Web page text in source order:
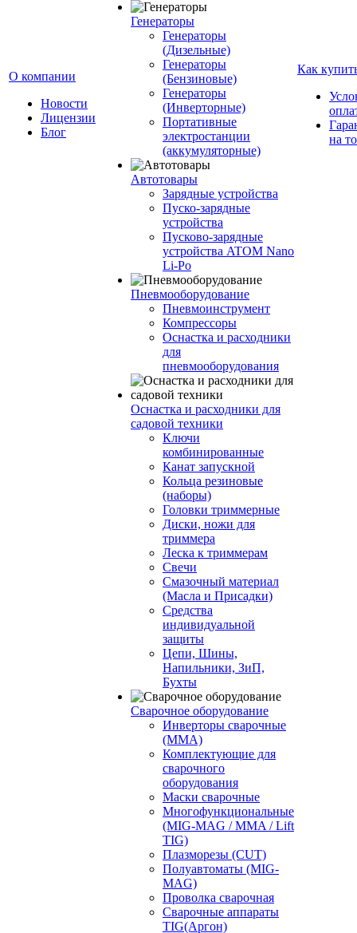
О компании
Новости
Лицензии
Блог
Генераторы
Генераторы
(Дизельные)
Генераторы
(Бензиновые)
Генераторы
(Инверторные)
Портативные
электростанции
(аккумуляторные)
Автотовары
Зарядные устройства
Пуско-зарядные
устройства
Пусково-зарядные
устройства ATOM Nano
Li-Po
Пневмооборудование
Пневмоинструмент
Компрессоры
Оснастка и расходники
для
пневмооборудования
Оснастка и расходники для
садовой техники
Ключи
комбинированные
Канат запускной
Кольца резиновые
(наборы)
Головки триммерные
Диски, ножи для
триммера
Леска к триммерам
Свечи
Смазочный материал
(Масла и Присадки)
Средства
индивидуальной
защиты
Цепи, Шины,
Напильники, ЗиП,
Бухты
Сварочное оборудование
Инверторы сварочные
(ММА)
Комплектующие для
сварочного
оборудования
Маски сварочные
Многофункциональные
(MIG-MAG / MMA / Lift
TIG)
Плазморезы (CUT)
Полуавтоматы (МIG-
MAG)
Проволка сварочная
Сварочные аппараты
TIG(Аргон)
Как
на